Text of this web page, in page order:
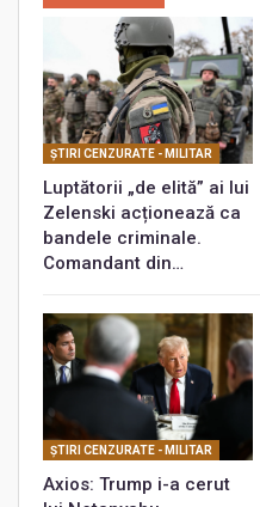
ŞTIRI CENZURATE - MILITAR
Luptătorii „de elită” ai lui
Zelenski acționează ca
bandele criminale.
Comandant din…
ŞTIRI CENZURATE - MILITAR
Axios: Trump i-a cerut